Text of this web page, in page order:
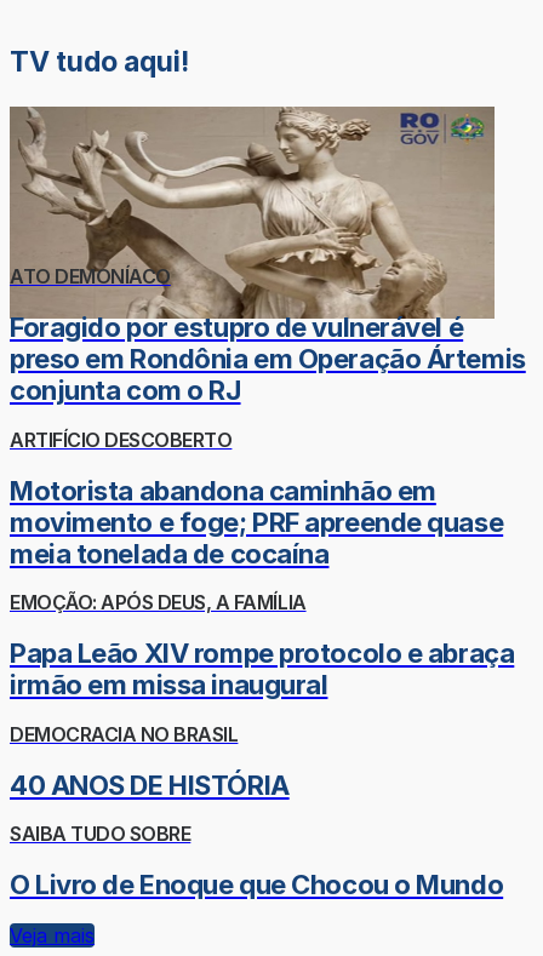
TV tudo aqui!
ATO DEMONÍACO
Foragido por estupro de vulnerável é
preso em Rondônia em Operação Ártemis
conjunta com o RJ
ARTIFÍCIO DESCOBERTO
Motorista abandona caminhão em
movimento e foge; PRF apreende quase
meia tonelada de cocaína
EMOÇÃO: APÓS DEUS, A FAMÍLIA
Papa Leão XIV rompe protocolo e abraça
irmão em missa inaugural
DEMOCRACIA NO BRASIL
40 ANOS DE HISTÓRIA
SAIBA TUDO SOBRE
O Livro de Enoque que Chocou o Mundo
Veja mais